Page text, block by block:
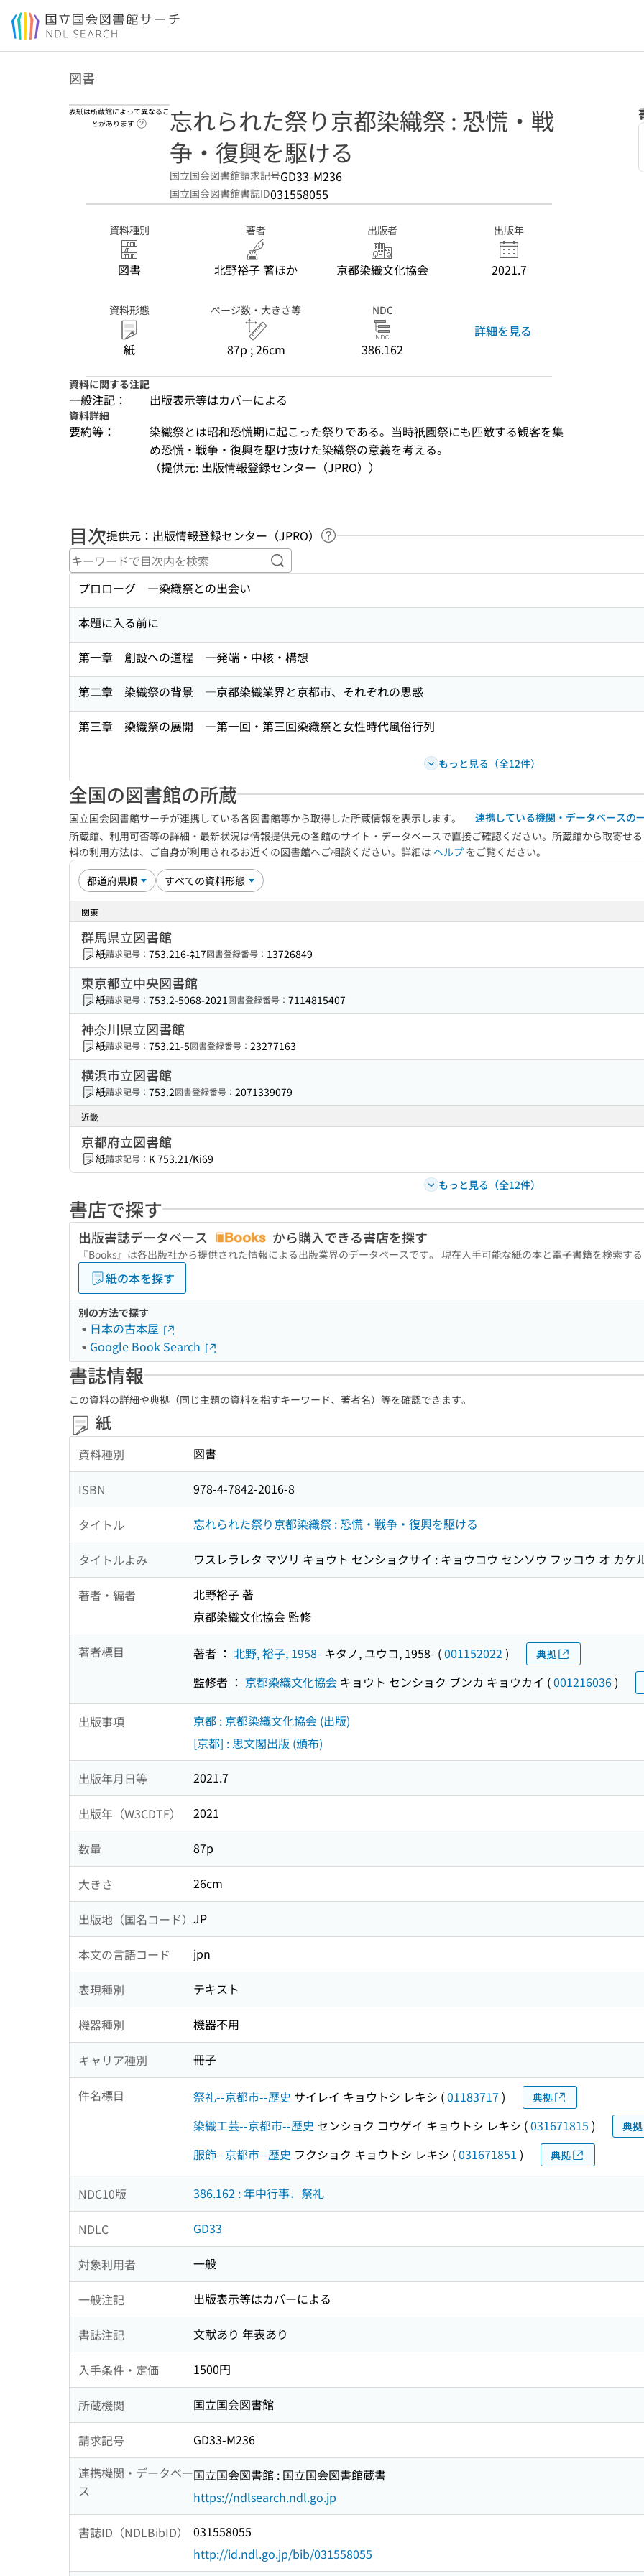
本文へ移動
図書
表紙は所蔵館によって異なるこ
とがあります
ヘルプページへのリンク
忘れられた祭り京都染織祭 : 恐慌・戦
争・復興を駆ける
国立国会図書館請求記号GD33-M236
国立国会図書館書誌ID031558055
資料種別
図書
著者
北野裕子 著ほか
出版者
京都染織文化協会
出版年
2021.7
資料形態
紙
ページ数・大きさ等
87p ; 26cm
NDC
386.162
詳細を見る
資料に関する注記
一般注記： 出版表示等はカバーによる
資料詳細
要約等：
染織祭とは昭和恐慌期に起こった祭りである。当時祇園祭にも匹敵する観客を集
め恐慌・戦争・復興を駆け抜けた染織祭の意義を考える。
（提供元: 出版情報登録センター（JPRO））
目次提供元：出版情報登録センター（JPRO）
ヘルプページへのリンク
キーワードで目次内を検索
プロローグ ―染織祭との出会い
本題に入る前に
第一章 創設への道程 ―発端・中核・構想
第二章 染織祭の背景 ―京都染織業界と京都市、それぞれの思惑
第三章 染織祭の展開 ―第一回・第三回染織祭と女性時代風俗行列
もっと見る（全12件）
全国の図書館の所蔵
国立国会図書館サーチが連携している各図書館等から取得した所蔵情報を表示します。
連携している機関・データベースの
所蔵館、利用可否等の詳細・最新状況は情報提供元の各館のサイト・データベースで直接ご確認ください。所蔵館から取寄せ
料の利用方法は、ご自身が利用されるお近くの図書館へご相談ください。詳細は ヘルプ をご覧ください。
関東
群馬県立図書館
紙請求記号： 753.216-ﾈ17図書登録番号： 13726849
東京都立中央図書館
紙請求記号： 753.2-5068-2021図書登録番号： 7114815407
神奈川県立図書館
紙請求記号： 753.21-5図書登録番号： 23277163
横浜市立図書館
紙請求記号： 753.2図書登録番号： 2071339079
近畿
京都府立図書館
紙請求記号： K 753.21/Ki69
もっと見る（全12件）
書店で探す
出版書誌データベース から購入できる書店を探す
『Books』は各出版社から提供された情報による出版業界のデータベースです。 現在入手可能な紙の本と電子書籍を検索す
紙の本を探す
別の方法で探す
日本の古本屋
Google Book Search
書誌情報
この資料の詳細や典拠（同じ主題の資料を指すキーワード、著者名）等を確認できます。
紙
資料種別 図書
ISBN 978-4-7842-2016-8
タイトル 忘れられた祭り京都染織祭 : 恐慌・戦争・復興を駆ける
タイトルよみ ワスレラレタ マツリ キョウト センショクサイ : キョウコウ センソウ フッコウ オ カケ
著者・編者
北野裕子 著
京都染織文化協会 監修
著者標目 著者 ： 北野, 裕子, 1958- キタノ, ユウコ, 1958- (001152022 ) 典拠
監修者 ： 京都染織文化協会 キョウト センショク ブンカ キョウカイ (001216036)
出版事項
京都 : 京都染織文化協会 (出版)
[京都] : 思文閣出版 (頒布)
出版年月日等 2021.7
出版年（W3CDTF） 2021
数量 87p
大きさ 26cm
出版地（国名コード） JP
本文の言語コード jpn
表現種別 テキスト
機器種別 機器不用
キャリア種別 冊子
件名標目 祭礼--京都市--歴史 サイレイ キョウトシ レキシ (01183717 ) 典拠
染織工芸--京都市--歴史 センショク コウゲイ キョウトシ レキシ (031671815 ) 典拠
服飾--京都市--歴史 フクショク キョウトシ レキシ (031671851 ) 典拠
NDC10版 386.162 : 年中行事．祭礼
NDLC GD33
対象利用者 一般
一般注記 出版表示等はカバーによる
書誌注記 文献あり 年表あり
入手条件・定価 1500円
所蔵機関 国立国会図書館
請求記号
GD33-M236
連携機関・データベー
ス
国立国会図書館 : 国立国会図書館蔵書
https://ndlsearch.ndl.go.jp
書誌ID（NDLBibID）
031558055
http://id.ndl.go.jp/bib/031558055